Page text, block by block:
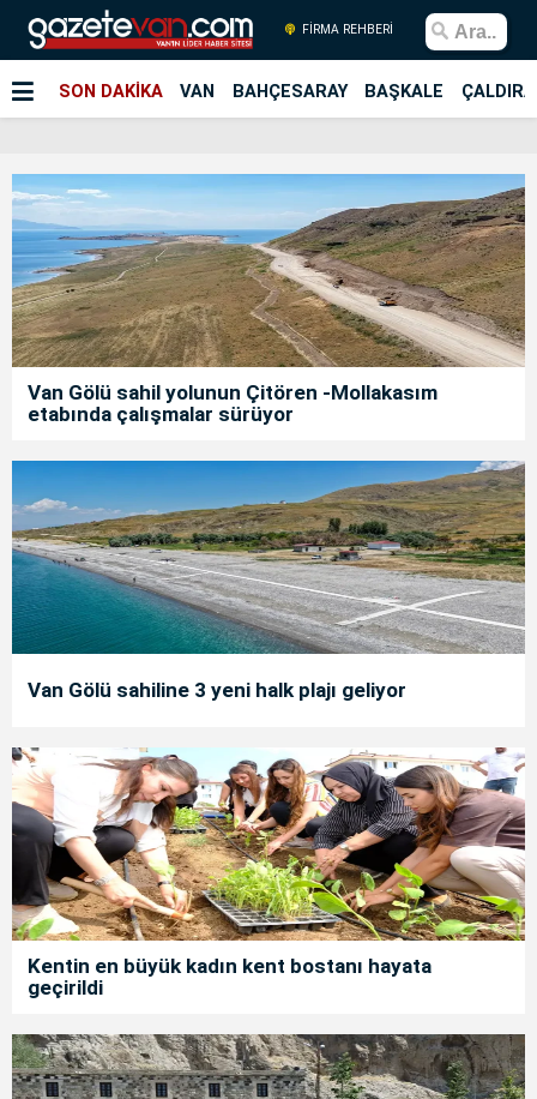
FİRMA REHBERİ
SON DAKİKA VAN BAHÇESARAY BAŞKALE
Van Gölü sahil yolunun Çitören -Mollakasım
etabında çalışmalar sürüyor
Van Gölü sahiline 3 yeni halk plajı geliyor
Kentin en büyük kadın kent bostanı hayata
geçirildi